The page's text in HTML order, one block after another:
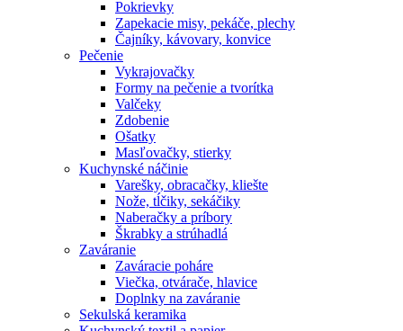
Pokrievky
Zapekacie misy, pekáče, plechy
Čajníky, kávovary, konvice
Pečenie
Vykrajovačky
Formy na pečenie a tvorítka
Valčeky
Zdobenie
Ošatky
Masľovačky, stierky
Kuchynské náčinie
Varešky, obracačky, kliešte
Nože, tĺčiky, sekáčiky
Naberačky a príbory
Škrabky a strúhadlá
Zaváranie
Zaváracie poháre
Viečka, otvárače, hlavice
Doplnky na zaváranie
Sekulská keramika